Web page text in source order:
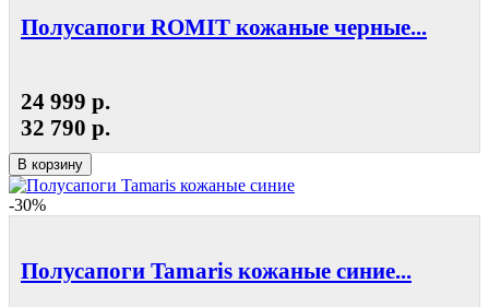
Полусапоги ROMIT кожаные черные...
24 999 р.
32 790 р.
В корзину
-30%
Полусапоги Tamaris кожаные синие...